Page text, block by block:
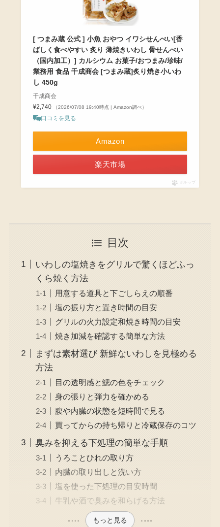
[ つまみ蔵 公式 ] 小魚 おやつ イワシせんべい[香
ばしく食べやすい 炙り 薄焼きいわし 骨せんべい
（国内加工）] カルシウム お菓子/おつまみ/珍味/
業務用 食品 千成商会 [つまみ蔵]炙り焼き小いわ
し 450g
千成商会
¥2,740
（2026/07/08 19:40時点 | Amazon調べ）
口コミを見る
Amazon
楽天市場
ポチップ
目次
いわしの塩焼きをグリルで驚くほどふっ
くら焼く方法
用意する道具と下ごしらえの順番
塩の振り方と置き時間の目安
グリルの火力設定和焼き時間の目安
焼き加減を確認する簡単な方法
まずは素材選び 新鮮ないわしを見極める
方法
目の透明感と鰓の色をチェック
身の張りと弾力を確かめる
腹や内臓の状態を短時間で見る
買ってからの持ち帰りと冷蔵保存のコツ
臭みを抑える下処理の簡単な手順
うろことひれの取り方
内臓の取り出しと洗い方
塩を使った下処理の目安時間
牛乳や酒で臭みを和らげる方法
もっと見る